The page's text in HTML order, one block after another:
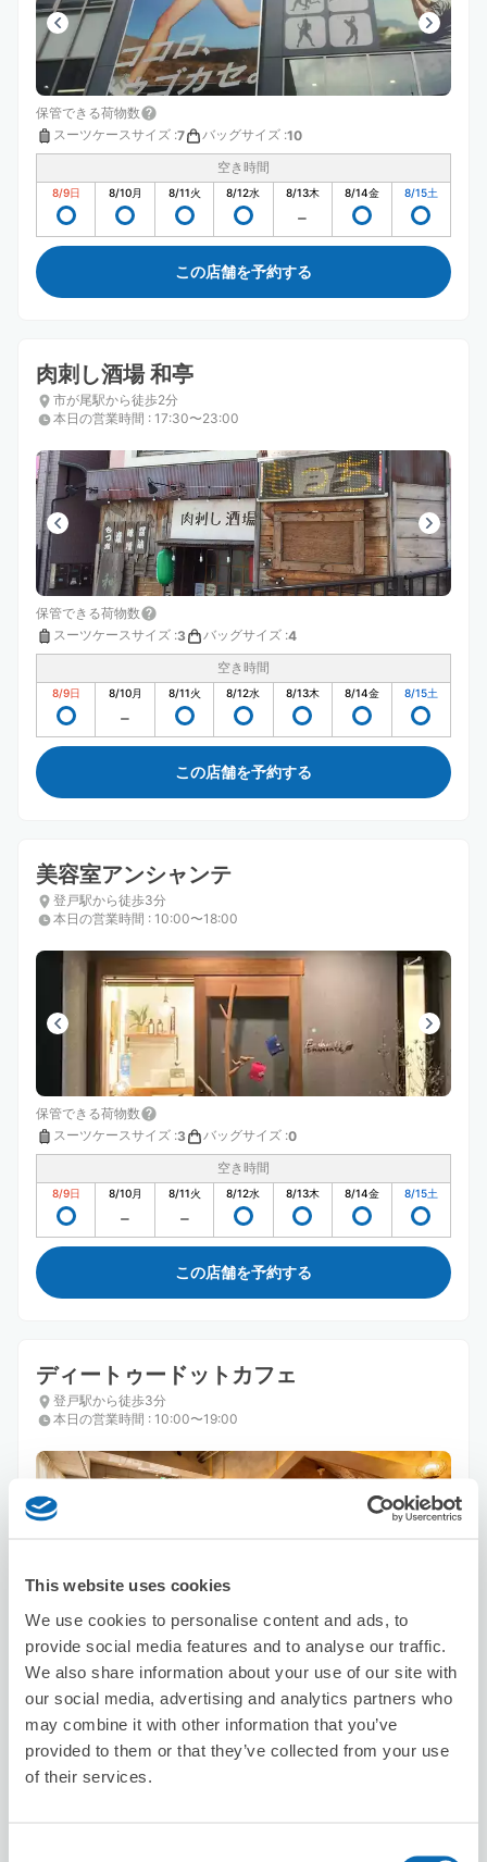
This website uses cookies
We use cookies to personalise content and ads, to
provide social media features and to analyse our traffic.
We also share information about your use of our site with
our social media, advertising and analytics partners who
may combine it with other information that you’ve
provided to them or that they’ve collected from your use
of their services.
保管できる荷物数
スーツケースサイズ :7 バッグサイズ :10
空き時間
8/9日 8/10月 8/11火 8/12水 8/13木 8/14金 8/15土
この店舗を予約する
肉刺し酒場 和亭
市が尾駅から徒歩2分
本日の営業時間 : 17:30〜23:00
保管できる荷物数
スーツケースサイズ :3 バッグサイズ :4
空き時間
8/9日 8/10月 8/11火 8/12水 8/13木 8/14金 8/15土
この店舗を予約する
美容室アンシャンテ
登戸駅から徒歩3分
本日の営業時間 : 10:00〜18:00
保管できる荷物数
スーツケースサイズ :3 バッグサイズ :0
空き時間
8/9日 8/10月 8/11火 8/12水 8/13木 8/14金 8/15土
この店舗を予約する
ディートゥードットカフェ
登戸駅から徒歩3分
本日の営業時間 : 10:00〜19:00
保管できる荷物数
空き時間
8/9日 8/10月 8/11 火 8/12水 8/13 木 8/14金 8/15土